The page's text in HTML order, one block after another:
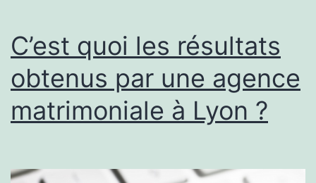
matrimoniale
à
Lyon
?
C’est quoi les résultats
obtenus par une agence
matrimoniale à Lyon ?